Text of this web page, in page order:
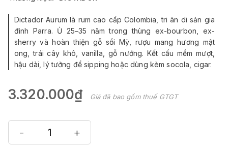
Dictador Aurum là rum cao cấp Colombia, tri ân di sản gia
đình Parra. Ủ 25–35 năm trong thùng ex-bourbon, ex-
sherry và hoàn thiện gỗ sồi Mỹ, rượu mang hương mật
ong, trái cây khô, vanilla, gỗ nướng. Kết cấu mềm mượt,
hậu dài, lý tưởng để sipping hoặc dùng kèm socola, cigar.
3.320.000₫ Giá đã bao gồm thuế GTGT
- +